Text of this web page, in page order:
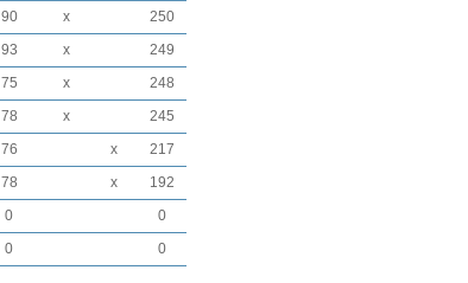
90 x
250
93 x
249
75 x
248
78 x
245
76 x
217
78 x
192
0
0
0 0